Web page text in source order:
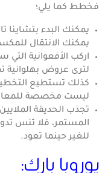
فخطط كما يلي؛
يمكنك البدء بتشاينا
يمكنك الانتقال
اركب الأفعوانية التي
لترى عروض بهلوانية
كذلك تستطيع
ليست مخصصة
تجذب الحديقة
المستمر، فلا تنس
للغير حينما تعود.
يوروبا بارك: